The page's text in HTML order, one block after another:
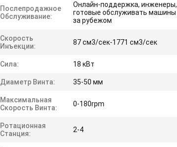
Послепродажное
Обслуживание:
Онлайн-поддержка, инженеры,
готовые обслуживать машины
за рубежом
Скорость
Инъекции:
87 см3/сек-1771 см3/сек
Сила: 18 кВт
Диаметр Винта: 35-50 мм
Максимальная
Скорость Винта:
0-180rpm
Ротационная
Станция:
2-4